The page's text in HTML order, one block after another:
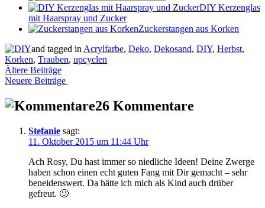
DIY Kerzenglas
mit Haarspray und Zucker
Zuckerstangen aus Korken
and tagged in Acrylfarbe, Deko, Dekosand, DIY, Herbst,
Korken, Trauben, upcyclen
Beitragsnavigation
Ältere Beiträge
Neuere Beiträge
26 Kommentare
Stefanie sagt:
11. Oktober 2015 um 11:44 Uhr
Ach Rosy, Du hast immer so niedliche Ideen! Deine Zwerge
haben schon einen echt guten Fang mit Dir gemacht – sehr
beneidenswert. Da hätte ich mich als Kind auch drüber
gefreut. 🙂